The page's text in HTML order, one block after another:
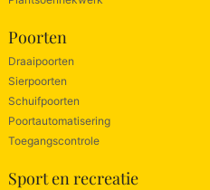
Poorten
Draaipoorten
Sierpoorten
Schuifpoorten
Poortautomatisering
Toegangscontrole
Sport en recreatie